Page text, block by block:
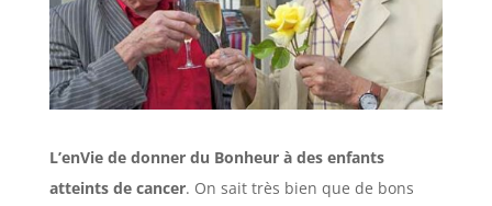
L’enVie de donner du Bonheur à des enfants
atteints de cancer. On sait très bien que de bons